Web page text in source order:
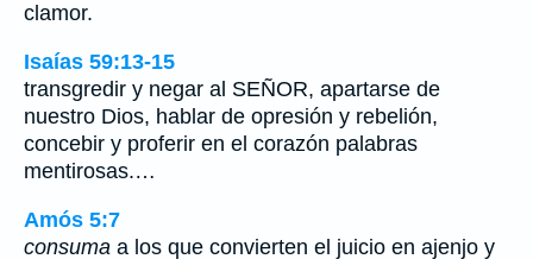
clamor.
Isaías 59:13-15
transgredir y negar al SEÑOR, apartarse de
nuestro Dios, hablar de opresión y rebelión,
concebir y proferir en el corazón palabras
mentirosas.…
Amós 5:7
consuma a los que convierten el juicio en ajenjo y